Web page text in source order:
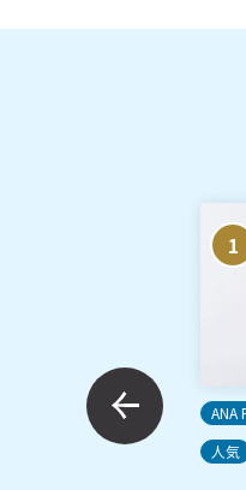
1
ANA
人気